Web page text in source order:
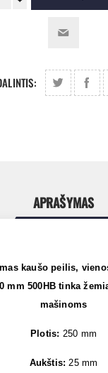
APRAŠYMAS
kaušo peilis,
mm 500HB tinka
mašinoms
Plotis: 250 mm
Aukštis:25 mm